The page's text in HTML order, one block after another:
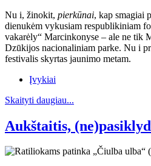
Nu i, žinokit, pierkūnai, kap smagiai
dienukėm vykusiam respublikiniam
vakarėly“ Marcinkonyse – ale ne tik
Dzūkijos nacionaliniam parke. Nu i
festivalis skyrtas jaunimo metam.
Įvykiai
Skaityti daugiau...
Aukštaitis,